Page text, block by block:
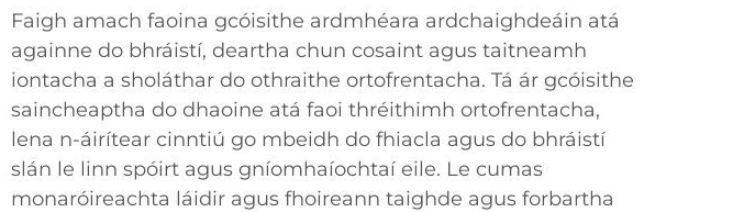
Faigh amach faoina gcóisithe ardmhéara ardchaighdeáin atá
againne do bhráistí, deartha chun cosaint agus taitneamh
iontacha a sholáthar do othraithe ortofrentacha. Tá ár gcóisithe
saincheaptha do dhaoine atá faoi thréithimh ortofrentacha,
lena n-áirítear cinntiú go mbeidh do fhiacla agus do bhráistí
slán le linn spóirt agus gníomhaíochtaí eile. Le cumas
monaróireachta láidir agus fhoireann taighde agus forbartha